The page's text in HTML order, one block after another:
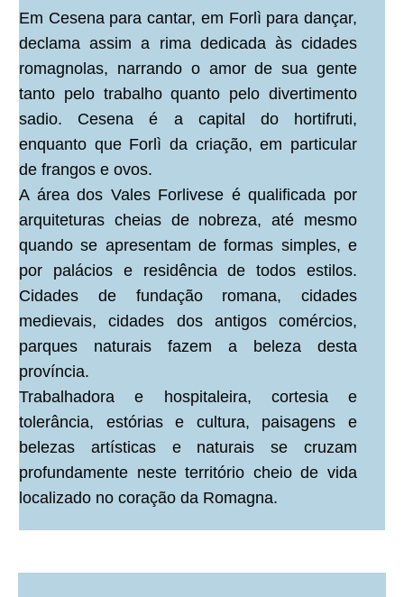
Em Cesena para cantar, em Forlì para dançar,
declama assim a rima dedicada às cidades
romagnolas, narrando o amor de sua gente
tanto pelo trabalho quanto pelo divertimento
sadio. Cesena é a capital do hortifruti,
enquanto que Forlì da criação, em particular
de frangos e ovos.
A área dos Vales Forlivese é qualificada por
arquiteturas cheias de nobreza, até mesmo
quando se apresentam de formas simples, e
por palácios e residência de todos estilos.
Cidades de fundação romana, cidades
medievais, cidades dos antigos comércios,
parques naturais fazem a beleza desta
província.
Trabalhadora e hospitaleira, cortesia e
tolerância, estórias e cultura, paisagens e
belezas artísticas e naturais se cruzam
profundamente neste território cheio de vida
localizado no coração da Romagna.